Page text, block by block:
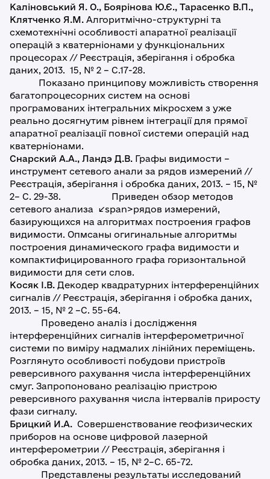
Каліновський Я. О., Боярінова Ю.Є., Тарасенко В.П.,
Клятченко Я.М. Алгоритмічно-структурні та
схемотехнічні особливості апаратної реалізації
операцій з кватерніонами у функціональних
процесорах // Реєстрація, зберігання і обробка
даних, 2013. 15, № 2 – С.17-28.
Показано принципову можливість створення
багатопроцесорних систем на основі
програмованих інтегральних мікросхем з уже
реально досягнутим рівнем інтеграції для прямої
апаратної реалізації повної системи операцій над
кватерніонами.
Снарский А.А., Ландэ Д.В. Графы видимости –
инструмент сетевого анали за рядов измерений //
Реєстрація, зберігання і обробка даних, 2013. – 15, №
2– С. 29-38. Приведен обзор методов
сетевого анализа </span>рядов измерений,
базирующихся на алгоритмах построения графов
видимости. Опмсаны огигинальные алгоритмы
построения динамического графа видимости и
компактифицированного графа горизонтальной
видимости для сети слов.
Косяк І.В. Декодер квадратурних інтерференційних
сигналів // Реєстрація, зберігання і обробка даних,
2013. – 15, № 2 –С. 55-64.
Проведено аналіз і дослідження
інтерференційних сигналів інтерферометричної
системи по виміру надмалих лінійних переміщень.
Розглянуто особливості побудови пристроїв
реверсивного рахування числа інтерференційних
смуг. Запропоновано реалізацію пристрою
реверсивного рахування числа інтервалів приросту
фази сигналу.
Брицкий И.А. Совершенствование геофизических
приборов на основе цифровой лазерной
интерферометрии // Реєстрація, зберігання і
обробка даних, 2013. – 15, № 2–С. 65-72.
Представлены результаты исследований